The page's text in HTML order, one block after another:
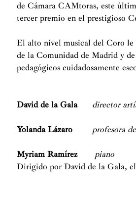
de Cámara CAMtoras, este
tercer premio en el prestigioso
El alto nivel musical del Coro le
de la Comunidad de Madrid y
pedagógicos cuidadosamente
David de la Gala director
Yolanda Lázaro profesora
Myriam Ramírez
piano
Dirigido por David de la Gala,